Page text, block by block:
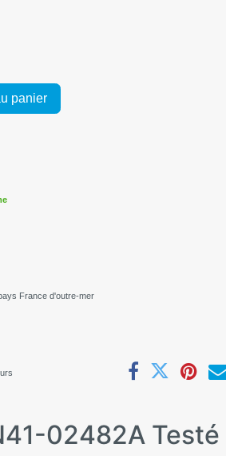
panier
France d'outre-mer
02482A Testé